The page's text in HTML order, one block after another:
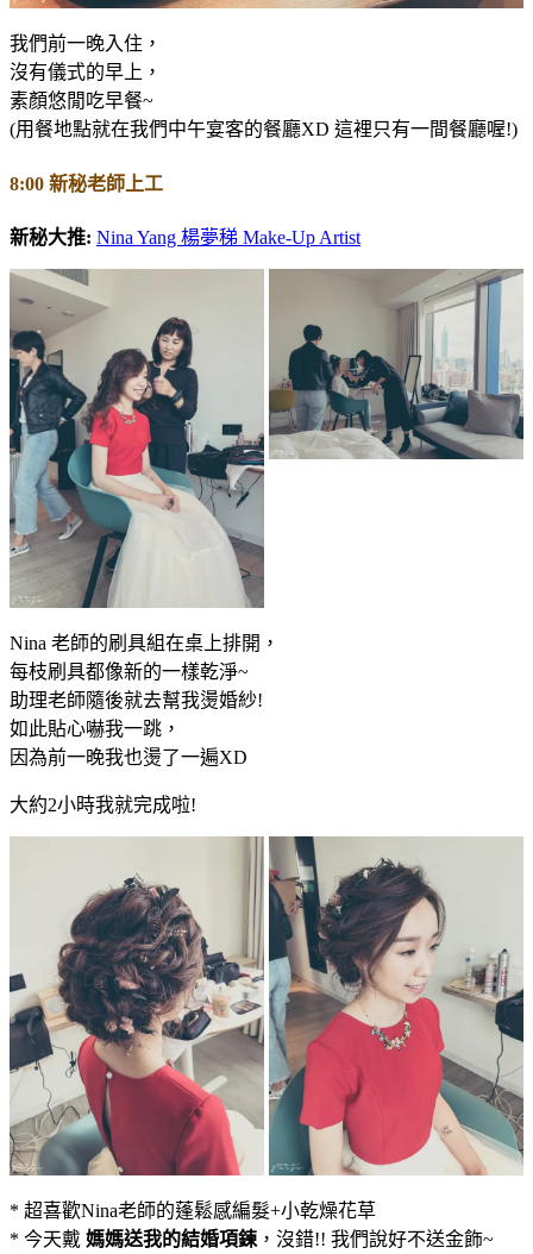
我們前一晚入住，
沒有儀式的早上，
素顏悠閒吃早餐~
(用餐地點就在我們中午宴客的餐廳XD 這裡只有一間餐廳喔!)
8:00 新秘老師上工
新秘大推: Nina Yang 楊夢稊 Make-Up Artist
Nina 老師的刷具組在桌上排開，
每枝刷具都像新的一樣乾淨~
助理老師隨後就去幫我燙婚紗!
如此貼心嚇我一跳，
因為前一晚我也燙了一遍XD
大約2小時我就完成啦!
* 超喜歡Nina老師的蓬鬆感編髮+小乾燥花草
* 今天戴 媽媽送我的結婚項鍊，沒錯!! 我們說好不送金飾~